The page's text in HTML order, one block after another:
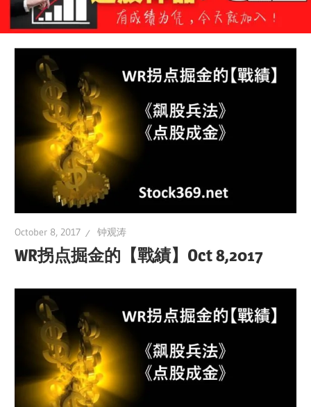
October 8, 2017 钟观涛
WR拐点掘金的【戰績】Oct 8,2017